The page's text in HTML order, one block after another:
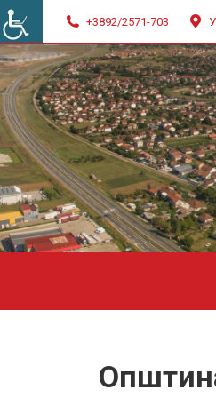
+3892/2571-703